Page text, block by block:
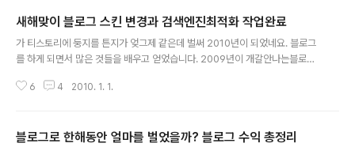
새해맞이 블로그 스킨 변경과 검색엔진최적화 작업완료
가 티스토리에 둥지를 튼지가 엊그제 같은데 벌써 2010년이 되었네요. 블로그
를 하게 되면서 많은 것들을 배우고 얻었습니다. 2009년이 개갈안나는블로그
스팅으로 개갈안나는블로그를 방문해주시는 분들에게 보답하도록 하겠습니다.
해서 블로그에 적용해봤습니다. 깔끔하고 심플한 스킨을 찾았는데 마음에 드는
6 4 2010. 1. 1.
블로그로 한해동안 얼마를 벌었을까? 블로그 수익 총정리